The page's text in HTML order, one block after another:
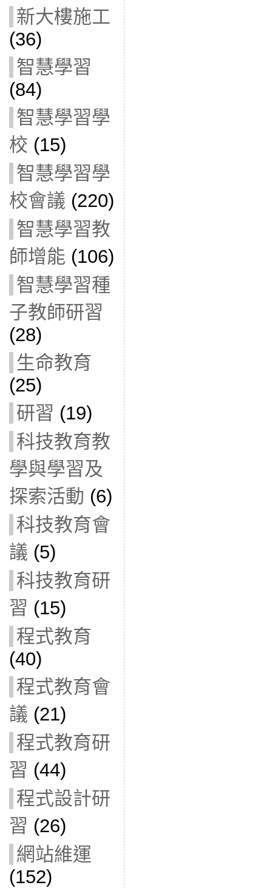
新大樓施工
(36)
智慧學習
(84)
智慧學習學
校 (15)
智慧學習學
校會議 (220)
智慧學習教
師增能 (106)
智慧學習種
子教師研習
(28)
生命教育
(25)
研習 (19)
科技教育教
學與學習及
探索活動 (6)
科技教育會
議 (5)
科技教育研
習 (15)
程式教育
(40)
程式教育會
議 (21)
程式教育研
習 (44)
程式設計研
習 (26)
網站維運
(152)